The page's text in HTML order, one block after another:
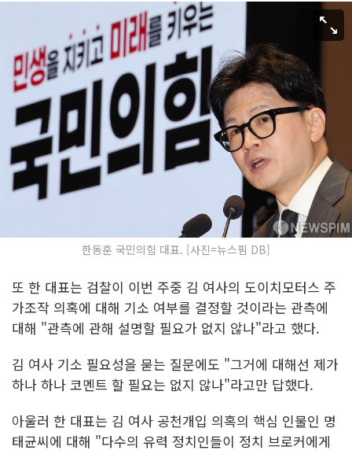
한동훈 국민의힘 대표. [사진=뉴스핌 DB]
또 한 대표는 검찰이 이번 주중 김 여사의 도이치모터스 주
가조작 의혹에 대해 기소 여부를 결정할 것이라는 관측에
대해 "관측에 관해 설명할 필요가 없지 않나"라고 했다.
김 여사 기소 필요성을 묻는 질문에도 "그거에 대해선 제가
하나 하나 코멘트 할 필요는 없지 않나"라고만 답했다.
아울러 한 대표는 김 여사 공천개입 의혹의 핵심 인물인 명
태균씨에 대해 "다수의 유력 정치인들이 정치 브로커에게